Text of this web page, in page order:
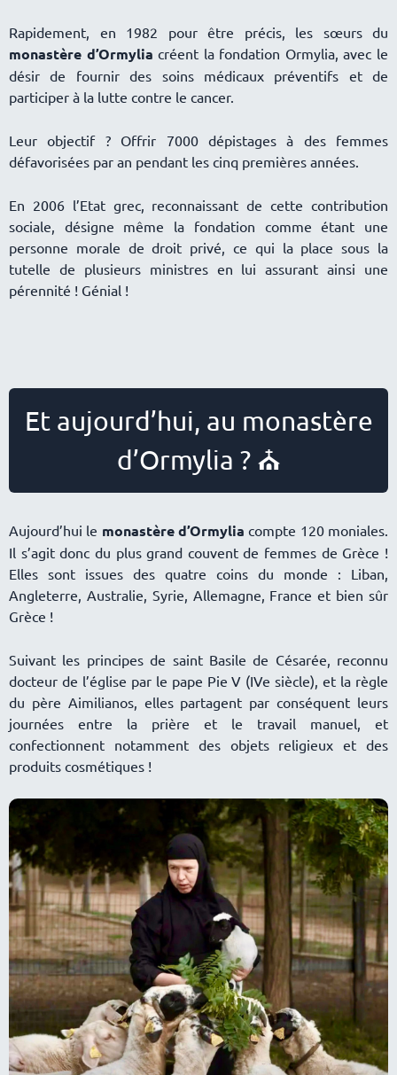
Rapidement, en 1982 pour être précis, les sœurs du
monastère d’Ormylia créent la fondation Ormylia, avec le
désir de fournir des soins médicaux préventifs et de
participer à la lutte contre le cancer.
Leur objectif ? Offrir 7000 dépistages à des femmes
défavorisées par an pendant les cinq premières années.
En 2006 l’Etat grec, reconnaissant de cette contribution
sociale, désigne même la fondation comme étant une
personne morale de droit privé, ce qui la place sous la
tutelle de plusieurs ministres en lui assurant ainsi une
pérennité ! Génial !
Et aujourd’hui, au monastère
d’Ormylia ? ⛪
Aujourd’hui le monastère d’Ormylia compte 120 moniales.
Il s’agit donc du plus grand couvent de femmes de Grèce !
Elles sont issues des quatre coins du monde : Liban,
Angleterre, Australie, Syrie, Allemagne, France et bien sûr
Grèce !
Suivant les principes de saint Basile de Césarée, reconnu
docteur de l’église par le pape Pie V (IVe siècle), et la règle
du père Aimilianos, elles partagent par conséquent leurs
journées entre la prière et le travail manuel, et
confectionnent notamment des objets religieux et des
produits cosmétiques !